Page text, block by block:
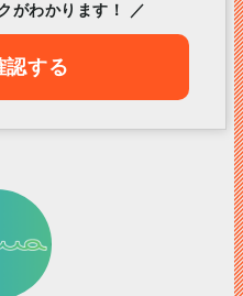
がわかります！ ／
認する